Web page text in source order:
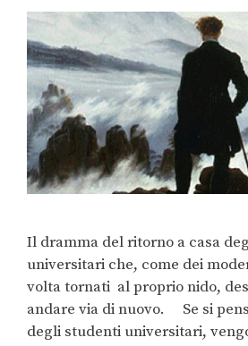
Il dramma del ritorno a casa
universitari che, come dei
volta tornati al proprio nido,
andare via di nuovo. Se si
degli studenti universitari,